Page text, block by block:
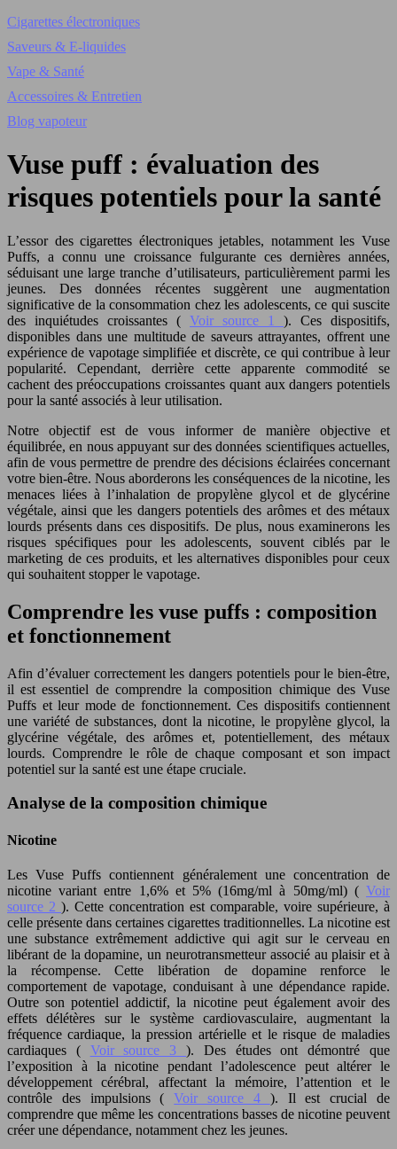
Cigarettes électroniques
Saveurs & E-liquides
Vape & Santé
Accessoires & Entretien
Blog vapoteur
Vuse puff : évaluation des
risques potentiels pour la santé
L’essor des cigarettes électroniques jetables, notamment les Vuse
Puffs, a connu une croissance fulgurante ces dernières années,
séduisant une large tranche d’utilisateurs, particulièrement parmi les
jeunes. Des données récentes suggèrent une augmentation
significative de la consommation chez les adolescents, ce qui suscite
des inquiétudes croissantes ( Voir source 1 ). Ces dispositifs,
disponibles dans une multitude de saveurs attrayantes, offrent une
expérience de vapotage simplifiée et discrète, ce qui contribue à leur
popularité. Cependant, derrière cette apparente commodité se
cachent des préoccupations croissantes quant aux dangers potentiels
pour la santé associés à leur utilisation.
Notre objectif est de vous informer de manière objective et
équilibrée, en nous appuyant sur des données scientifiques actuelles,
afin de vous permettre de prendre des décisions éclairées concernant
votre bien-être. Nous aborderons les conséquences de la nicotine, les
menaces liées à l’inhalation de propylène glycol et de glycérine
végétale, ainsi que les dangers potentiels des arômes et des métaux
lourds présents dans ces dispositifs. De plus, nous examinerons les
risques spécifiques pour les adolescents, souvent ciblés par le
marketing de ces produits, et les alternatives disponibles pour ceux
qui souhaitent stopper le vapotage.
Comprendre les vuse puffs : composition
et fonctionnement
Afin d’évaluer correctement les dangers potentiels pour le bien-être,
il est essentiel de comprendre la composition chimique des Vuse
Puffs et leur mode de fonctionnement. Ces dispositifs contiennent
une variété de substances, dont la nicotine, le propylène glycol, la
glycérine végétale, des arômes et, potentiellement, des métaux
lourds. Comprendre le rôle de chaque composant et son impact
potentiel sur la santé est une étape cruciale.
Analyse de la composition chimique
Nicotine
Les Vuse Puffs contiennent généralement une concentration de
nicotine variant entre 1,6% et 5% (16mg/ml à 50mg/ml) ( Voir
source 2 ). Cette concentration est comparable, voire supérieure, à
celle présente dans certaines cigarettes traditionnelles. La nicotine est
une substance extrêmement addictive qui agit sur le cerveau en
libérant de la dopamine, un neurotransmetteur associé au plaisir et à
la récompense. Cette libération de dopamine renforce le
comportement de vapotage, conduisant à une dépendance rapide.
Outre son potentiel addictif, la nicotine peut également avoir des
effets délétères sur le système cardiovasculaire, augmentant la
fréquence cardiaque, la pression artérielle et le risque de maladies
cardiaques ( Voir source 3). Des études ont démontré que
l’exposition à la nicotine pendant l’adolescence peut altérer le
développement cérébral, affectant la mémoire, l’attention et le
contrôle des impulsions (Voir source 4 ). Il est crucial de
comprendre que même les concentrations basses de nicotine peuvent
créer une dépendance, notamment chez les jeunes.